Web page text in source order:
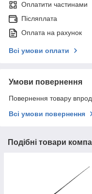
Оплатити частинами
Післяплата
Оплата на рахунок
Всі умови оплати
Умови повернення
Повернення товару
Всі умови повернення
Подібні товари